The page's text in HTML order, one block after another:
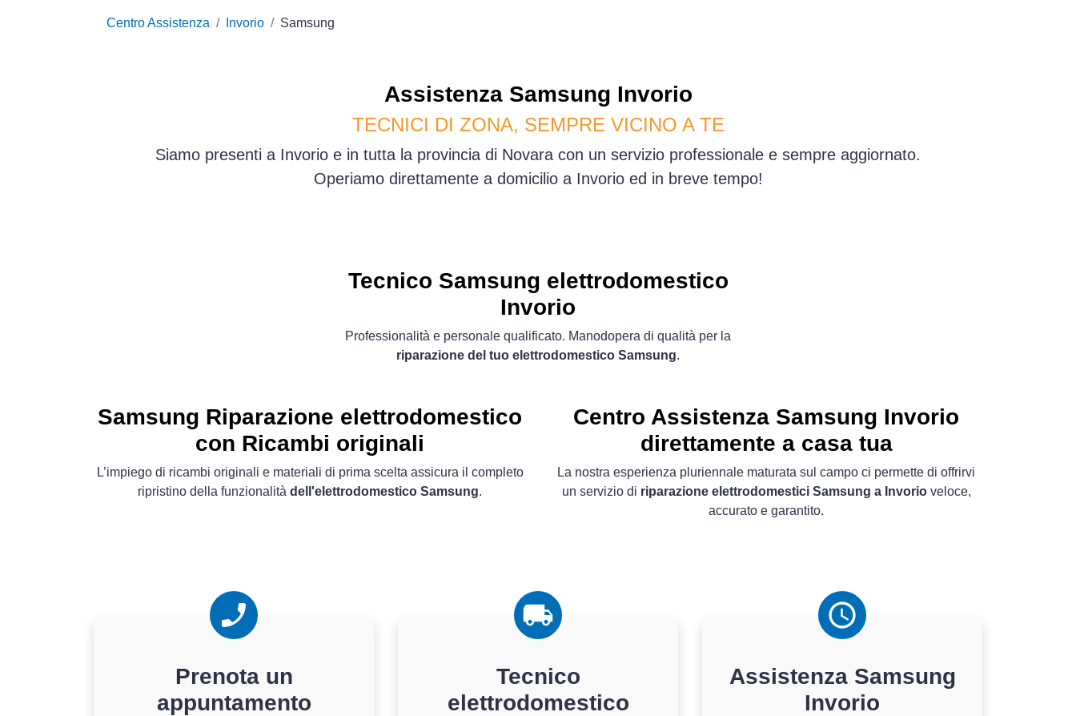
Centro Assistenza Invorio Samsung
Assistenza Samsung Invorio
TECNICI DI ZONA, SEMPRE VICINO A TE
Siamo presenti a Invorio e in tutta la provincia di Novara con un servizio professionale e sempre aggiornato.
Operiamo direttamente a domicilio a Invorio ed in breve tempo!
Tecnico Samsung elettrodomestico
Invorio
Professionalità e personale qualificato. Manodopera di qualità per la
riparazione del tuo elettrodomestico Samsung.
Samsung Riparazione elettrodomestico
con Ricambi originali
L’impiego di ricambi originali e materiali di prima scelta assicura il completo
ripristino della funzionalità dell'elettrodomestico Samsung.
Centro Assistenza Samsung Invorio
direttamente a casa tua
La nostra esperienza pluriennale maturata sul campo ci permette di offrirvi
un servizio di riparazione elettrodomestici Samsung a Invorioveloce,
accurato e garantito.
Prenota un
appuntamento
Tecnico
elettrodomestico
Assistenza Samsung
Invorio